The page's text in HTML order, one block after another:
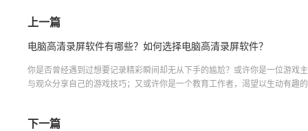
上一篇
电脑高清录屏软件有哪些？如何选择电脑高清录屏软件？
你是否曾经遇到过想要记录精彩瞬间却无从下手的尴尬？或许你是一位游戏
与观众分享自己的游戏技巧；又或许你是一个教育工作者，渴望以生动有趣
心费力地编写文字或拍摄照片，只需几个简单的步骤，你就能制作出令人震
下一篇